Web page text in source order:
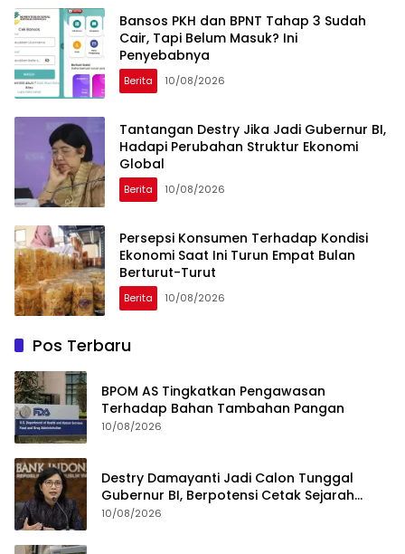
Bansos PKH dan BPNT Tahap 3 Sudah
Cair, Tapi Belum Masuk? Ini
Penyebabnya
Berita 10/08/2026
Tantangan Destry Jika Jadi Gubernur BI,
Hadapi Perubahan Struktur Ekonomi
Global
Berita 10/08/2026
Persepsi Konsumen Terhadap Kondisi
Ekonomi Saat Ini Turun Empat Bulan
Berturut-Turut
Berita 10/08/2026
Pos Terbaru
BPOM AS Tingkatkan Pengawasan
Terhadap Bahan Tambahan Pangan
10/08/2026
Destry Damayanti Jadi Calon Tunggal
Gubernur BI, Berpotensi Cetak Sejarah
sebagai Perempuan Pertama
10/08/2026